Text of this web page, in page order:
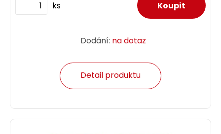
ks
Dodání: na dotaz
Detail produktu